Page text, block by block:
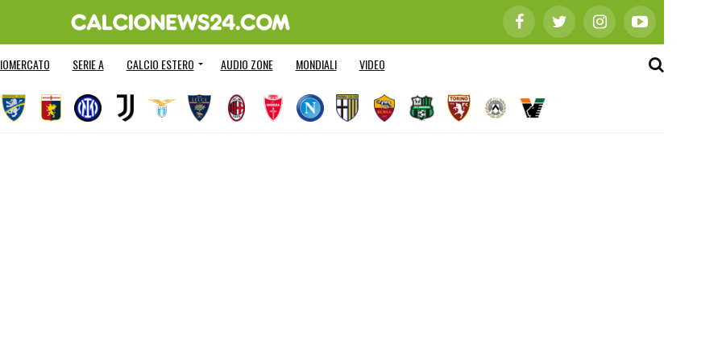
SERIE A CALCIO ESTERO AUDIO ZONE MONDIALI VIDEO